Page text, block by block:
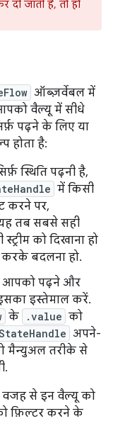
दी जाती है, तो हो
ऑब्ज़र्वेबल में
वैल्यू में सीधे
पढ़ने के लिए या
होता है:
स्थिति पढ़नी है,
में किसी
करने पर,
तब सबसे सही
को दिखाना हो
बदलना हो.
आपको पढ़ने और
इस्तेमाल करें.
के .value को
अपने-
मैन्युअल तरीके से
वजह से इन वैल्यू को
फ़िल्टर करने के